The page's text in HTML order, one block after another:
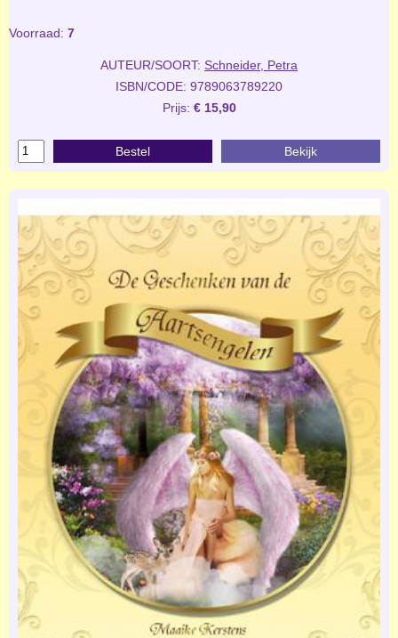
Voorraad: 7
AUTEUR/SOORT: Schneider, Petra
ISBN/CODE: 9789063789220
Prijs: € 15,90
Bestel Bekijk